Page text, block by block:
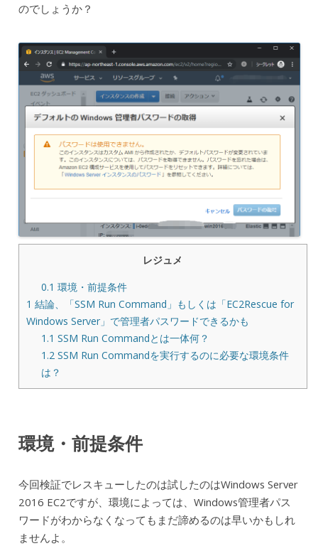
のでしょうか？
レジュメ
0.1 環境・前提条件
1 結論、「SSM Run Command」もしくは「EC2Rescue for
Windows Server」で管理者パスワードできるかも
1.1 SSM Run Commandとは一体何？
1.2SSM Run Commandを実行するのに必要な環境条件
は？
環境・前提条件
今回検証でレスキューしたのは試したのはWindows Server
2016 EC2ですが、環境によっては、Windows管理者パス
ワードがわからなくなってもまだ諦めるのは早いかもしれ
ませんよ。